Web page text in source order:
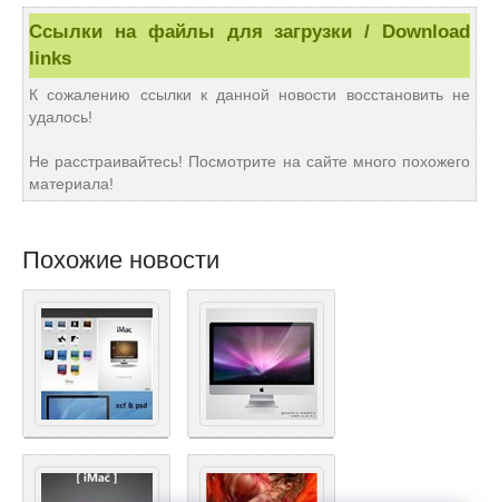
Ссылки на файлы для загрузки / Download
links
К сожалению ссылки к данной новости восстановить не
удалось!
Не расстраивайтесь! Посмотрите на сайте много похожего
материала!
Похожие новости